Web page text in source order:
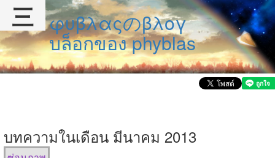
φυβλαςのβλογ
บล็อกของ phyblas
บทความในเดือน มีนาคม 2013
三